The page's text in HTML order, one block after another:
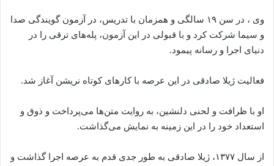
وی ، در سن ۱۹ سالگی و همزمان با تدریس، در آزمون گویندگی صدا
و سیما شرکت کرد و با قبولی در این آزمون، پله‌های ترقی را در
دنیای اجرا و رسانه پیمود.
فعالیت ژیلا صادقی در این عرصه با کارهای کوتاه نریشن آغاز شد.
او با ظرافت و لحنی دلنشین، به روایت متن‌ها می‌پرداخت و ذوق و
استعداد خود را در این زمینه به نمایش می‌گذاشت.
از سال ۱۳۷۷، ژیلا صادقی به طور جدی قدم به عرصه اجرا گذاشت و